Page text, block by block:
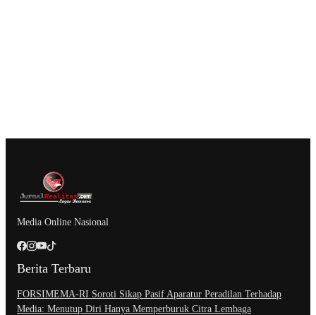
Media Online Nasional
Berita Terbaru
​FORSIMEMA-RI Soroti Sikap Pasif Aparatur Peradilan Terhadap
Media: Menutup Diri Hanya Memperburuk Citra Lembaga